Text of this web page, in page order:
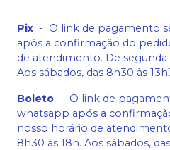
Pix - O link de pagamento
após a confirmação do
de atendimento. De segunda
Aos sábados, das 8h30 às
Boleto - O link de
whatsapp após a
nosso horário de
8h30 às 18h. Aos sábados,